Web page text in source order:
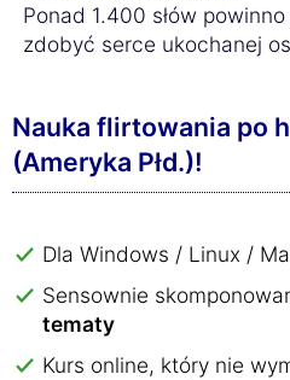
Ponad 1.400 słów
zdobyć serce ukochanej
Nauka flirtowania po
(Ameryka Płd.)!
Dla Windows / Linux /
Sensownie
tematy
Kurs online, który nie